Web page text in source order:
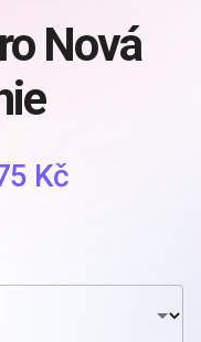
Nová
Kč